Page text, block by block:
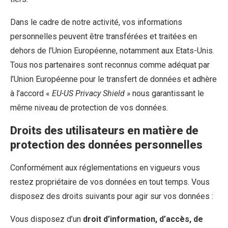
Dans le cadre de notre activité, vos informations
personnelles peuvent être transférées et traitées en
dehors de l’Union Européenne, notamment aux Etats-Unis.
Tous nos partenaires sont reconnus comme adéquat par
l’Union Européenne pour le transfert de données et adhère
à l’accord « EU-US Privacy Shield » nous garantissant le
même niveau de protection de vos données.
Droits des utilisateurs en matière de
protection des données personnelles
Conformément aux réglementations en vigueurs vous
restez propriétaire de vos données en tout temps. Vous
disposez des droits suivants pour agir sur vos données :
Vous disposez d’un droit d’information, d’accès, de